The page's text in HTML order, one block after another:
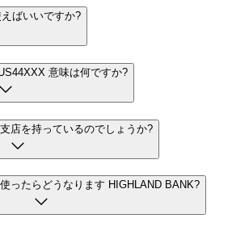
ばいいですか?
意味は何ですか?
店を持っているのでしょうか?
ったらどうなります HIGHLAND BANK?